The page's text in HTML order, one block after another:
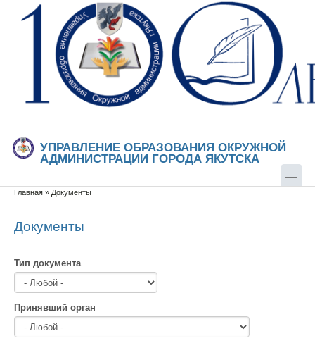
Перейти к основному содержанию
Skip to search
УПРАВЛЕНИЕ ОБРАЗОВАНИЯ ОКРУЖНОЙ
АДМИНИСТРАЦИИ ГОРОДА ЯКУТСКА
Вы здесь
Главная » Документы
Документы
Тип документа
Принявший орган